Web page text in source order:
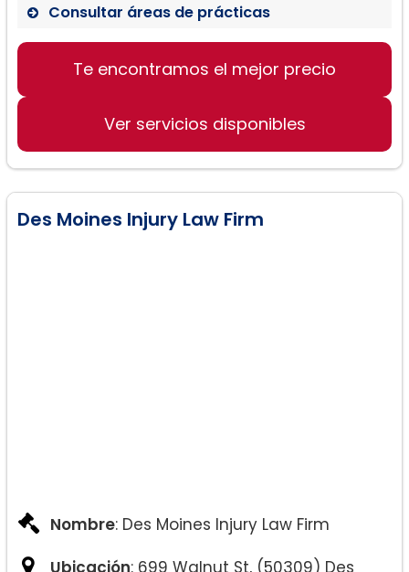
Consultar áreas de prácticas
Servicios Legales
Consultas de Derecho
Te encontramos el mejor precio
Ver servicios disponibles
Des Moines Injury Law Firm
Nombre: Des Moines Injury Law Firm
Ubicación: 699 Walnut St, (50309) Des